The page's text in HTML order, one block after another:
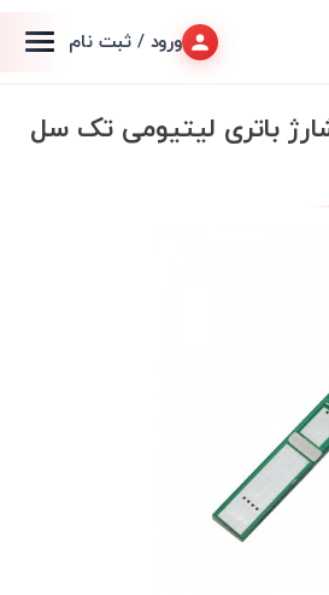
ورود / ثبت نام
باتری لیتیومی تک سل